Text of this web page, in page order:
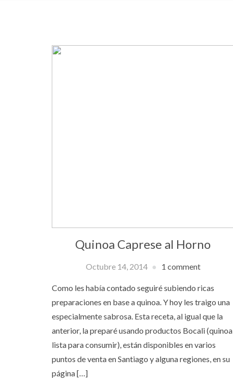
Quinoa Caprese al Horno
Octubre 14, 2014 1 comment
Como les había contado seguiré subiendo ricas
preparaciones en base a quinoa. Y hoy les traigo una
especialmente sabrosa. Esta receta, al igual que la
anterior, la preparé usando productos Bocali (quinoa
lista para consumir), están disponibles en varios
puntos de venta en Santiago y alguna regiones, en su
página […]